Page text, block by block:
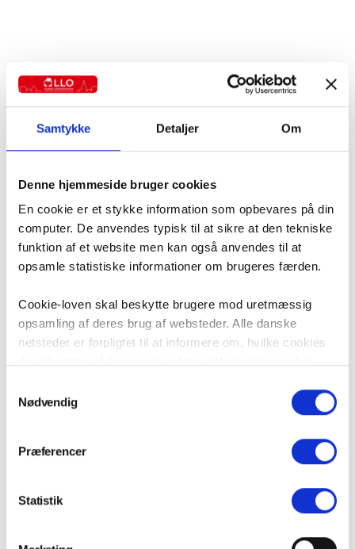
Samtykke Detaljer Om
Denne hjemmeside bruger cookies
En cookie er et stykke information som opbevares på din
computer. De anvendes typisk til at sikre at den tekniske
funktion af et website men kan også anvendes til at
opsamle statistiske informationer om brugeres færden.
Cookie-loven skal beskytte brugere mod uretmæssig
opsamling af deres brug af websteder. Alle danske
netsteder er forpligtet til at informere om, hvilke cookies
til information og samtykke ved lagring af og adgang til
oplysninger i slutbrugeres terminaludstyr”, som er en del
af et EU-direktiv om beskyttelse af privatlivets fred i
elektronisk kommunikation.
På vi-lejere.dk bruger vi cookies til at opsamle 100%
anonym information om brugernes færden. Denne cookie
Nødvendig
Præferencer
Statistik
10 nov 2023
Alle artikler
Politik Anders Svendsen
Om forfatteren
Se artikler fra Anders Svendsen